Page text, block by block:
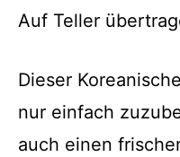
Auf Teller
Dieser
nur einfach
auch einen